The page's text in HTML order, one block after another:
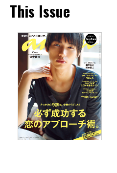
This Issue